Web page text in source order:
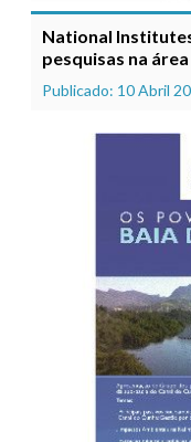
National
pesquisas na
Publicado: 10 Abril